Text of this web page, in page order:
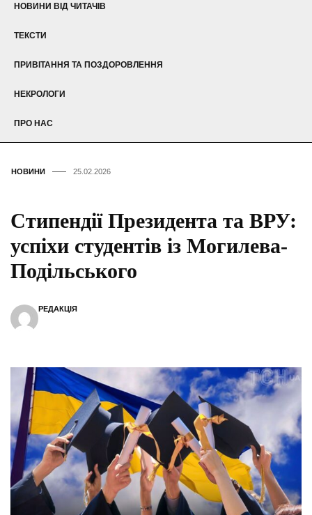
НОВИНИ ВІД ЧИТАЧІВ
ТЕКСТИ
ПРИВІТАННЯ ТА ПОЗДОРОВЛЕННЯ
НЕКРОЛОГИ
ПРО НАС
НОВИНИ 25.02.2026
Стипендії Президента та ВРУ:
успіхи студентів із Могилева-
Подільського
РЕДАКЦІЯ